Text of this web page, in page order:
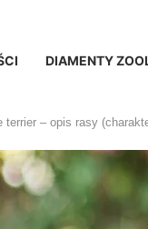
DIAMENTY
terrier – opis rasy